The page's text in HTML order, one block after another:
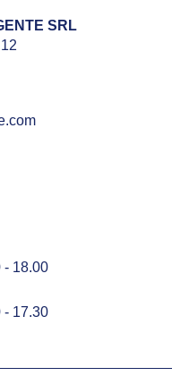
SRL
- 18.00
- 17.30